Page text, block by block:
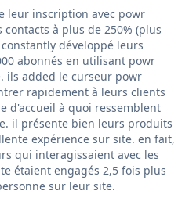
leur inscription avec powr
à plus de 250% (plus
développé leurs
abonnés en utilisant powr
ils added le curseur powr
rapidement à leurs clients
d'accueil à quoi ressemblent
il présente bien leurs produits
expérience sur site. en fait,
qui interagissaient avec les
étaient engagés 2,5 fois plus
sur leur site.